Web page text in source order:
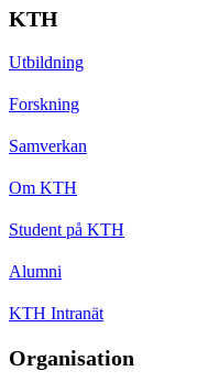
KTH
Utbildning
Forskning
Samverkan
Om KTH
Student på KTH
Alumni
KTH Intranät
Organisation